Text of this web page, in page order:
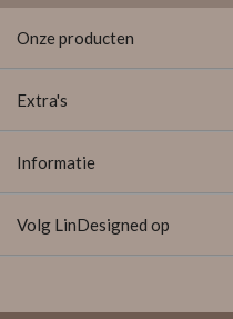
Onze producten
Extra's
Informatie
Volg LinDesigned op